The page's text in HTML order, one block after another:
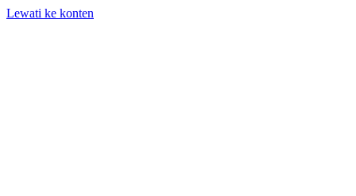
Lewati ke konten